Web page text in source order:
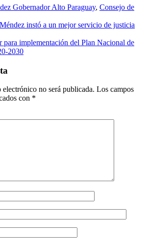
Gobernador Alto Paraguay, Consejo de
instó a un mejor servicio de justicia
para implementación del Plan Nacional de
2030
no será publicada. Los campos
con *